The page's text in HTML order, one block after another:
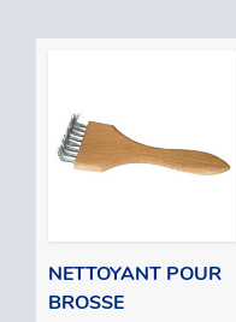
NETTOYANT POUR
BROSSE